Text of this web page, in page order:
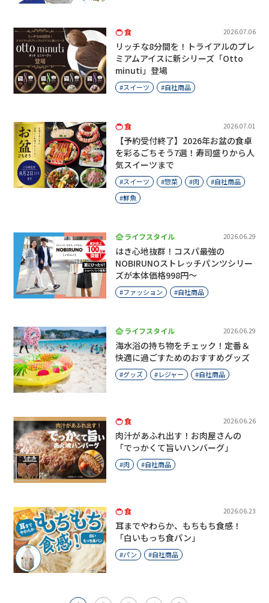
食 2026.07.06
リッチな8分間を！トライアルのプレ
ミアムアイスに新シリーズ「Otto
minuti」登場
スイーツ 自社商品
食 2026.07.01
【予約受付終了】2026年お盆の食卓
を彩るごちそう7選！寿司盛りから人
気スイーツまで
スイーツ 惣菜 肉
自社商品
鮮魚
ライフスタイル 2026.06.29
はき心地抜群！コスパ最強の
NOBIRUNOストレッチパンツシリー
ズが本体価格998円～
ファッション 自社商品
ライフスタイル 2026.06.29
海水浴の持ち物をチェック！定番＆
快適に過ごすためのおすすめグッズ
グッズ レジャー 自社商品
食 2026.06.26
肉汁があふれ出す！お肉屋さんの
「でっかくて旨いハンバーグ」
肉 自社商品
食 2026.06.23
耳までやわらか、もちもち食感！
「白いもっち食パン」
パン 自社商品